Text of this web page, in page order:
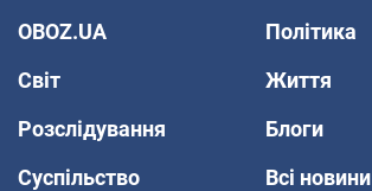
OBOZ.UA
Політика
Світ
Життя
Розслідування
Блоги
Суспільство
Всі новини